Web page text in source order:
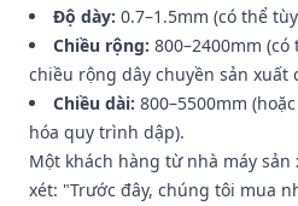
Độ dày: 0.7–1.5mm (có thể
Chiều rộng: 800–2400mm
chiều rộng dây chuyền sản xuất
Chiều dài: 800–5500mm
hóa quy trình dập).
Một khách hàng từ nhà máy
xét: "Trước đây, chúng tôi mua